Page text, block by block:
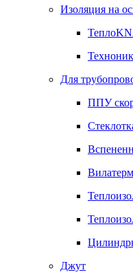
Изоляция на
Для
ППУ
Вилатерм
Джут